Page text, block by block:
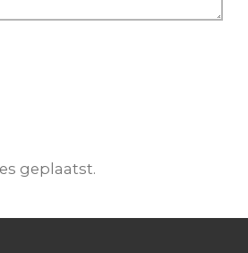
geplaatst.